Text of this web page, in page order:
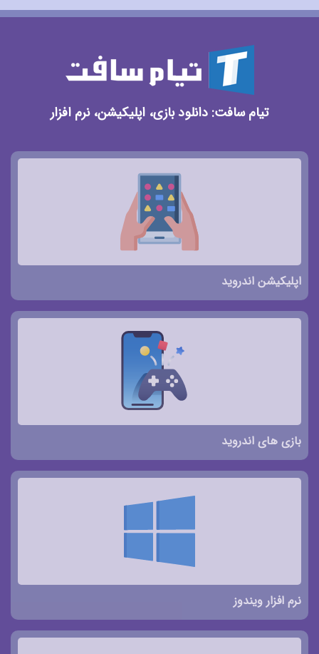
تیام سافت: دانلود بازی، اپلیکیشن، نرم افزار
اپلیکیشن اندروید
بازی های اندروید
نرم افزار ویندوز